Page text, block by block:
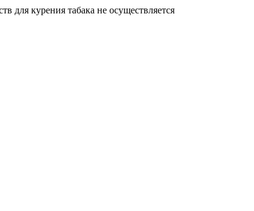
для курения табака не осуществляется